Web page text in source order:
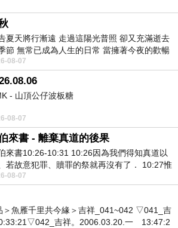
夏天將行漸遠 走過這陽光普照 卻又充滿逝去
節 無常已成為人生的日常 當擁著今夜的歡暢
轉眼驟成昨日 而明晨 太陽
08-07
- 山頂公仔波板糖
08-07
來書 - 離棄真道的後果
來書10:26-10:31 10:26因為我們得知真道以
若故意犯罪、贖罪的祭就再沒有了． 10:27惟
懼等候審判和那燒滅眾敵人的烈火
08-07
＞魚雁千里共今緣＞吉祥_041~042 ▽041_吉
吉祥。2006.03.20.一 13:47:2